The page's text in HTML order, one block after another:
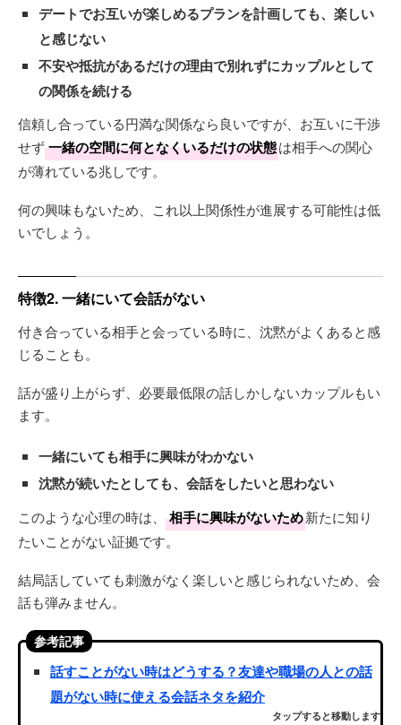
デートでお互いが楽しめるプランを計画しても、楽しい
と感じない
不安や抵抗があるだけの理由で別れずにカップルとして
の関係を続ける
信頼し合っている円満な関係なら良いですが、お互いに干渉
せず一緒の空間に何となくいるだけの状態は相手への関心
が薄れている兆しです。
何の興味もないため、これ以上関係性が進展する可能性は低
いでしょう。
特徴2. 一緒にいて会話がない
付き合っている相手と会っている時に、沈黙がよくあると感
じることも。
話が盛り上がらず、必要最低限の話しかしないカップルもい
ます。
一緒にいても相手に興味がわかない
沈黙が続いたとしても、会話をしたいと思わない
このような心理の時は、 相手に興味がないため新たに知り
たいことがない証拠です。
結局話していても刺激がなく楽しいと感じられないため、会
話も弾みません。
参考記事
話すことがない時はどうする？友達や職場の人との話
題がない時に使える会話ネタを紹介
タップすると移動します